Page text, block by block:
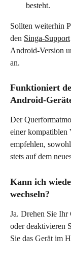
besteht.
Sollten weiterhin
den Singa-Support
Android-Version
an.
Funktioniert
Android-
Der
einer kompatiblen
empfehlen,
stets auf dem
Kann ich
wechseln?
Ja. Drehen Sie
oder deaktivieren
Sie das Gerät im